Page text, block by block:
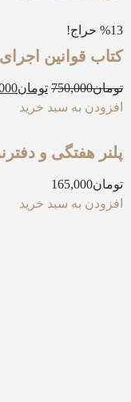
%13 حراج!
کتاب قوانین
تومان750,000 تومان
افزودن به سبد خرید
پلنر هفتگی و
تومان165,000
افزودن به سبد خرید